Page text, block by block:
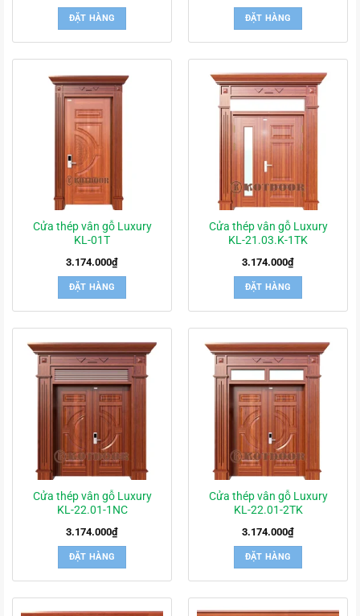
ĐẶT HÀNG ĐẶT HÀNG
Cửa thép vân gỗ Luxury
KL-01T
3.174.000₫
ĐẶT HÀNG
Cửa thép vân gỗ Luxury
KL-21.03.K-1TK
3.174.000₫
ĐẶT HÀNG
Cửa thép vân gỗ Luxury
KL-22.01-1NC
3.174.000₫
ĐẶT HÀNG
Cửa thép vân gỗ Luxury
KL-22.01-2TK
3.174.000₫
ĐẶT HÀNG